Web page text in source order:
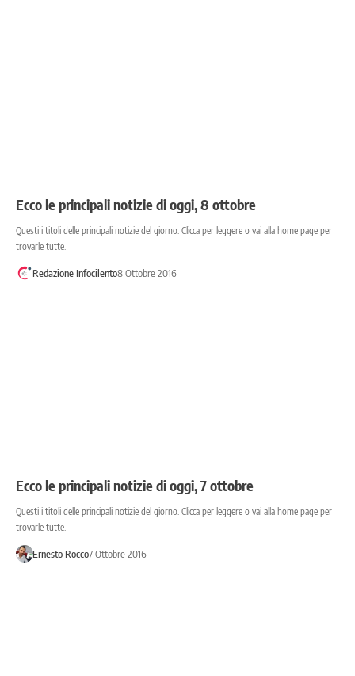
Ecco le principali notizie di oggi, 8 ottobre
Questi i titoli delle principali notizie del giorno. Clicca per leggere o vai alla home page per
trovarle tutte.
Redazione Infocilento8 Ottobre 2016
Ecco le principali notizie di oggi, 7 ottobre
Questi i titoli delle principali notizie del giorno. Clicca per leggere o vai alla home page per
trovarle tutte.
Ernesto Rocco7 Ottobre 2016